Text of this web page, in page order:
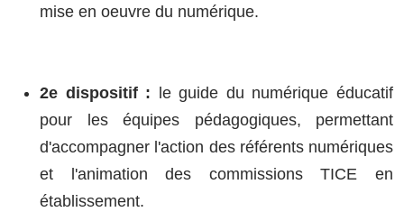
mise en oeuvre du numérique.
2e dispositif : le guide du numérique éducatif
pour les équipes pédagogiques, permettant
d'accompagner l'action des référents numériques
et l'animation des commissions TICE en
établissement.